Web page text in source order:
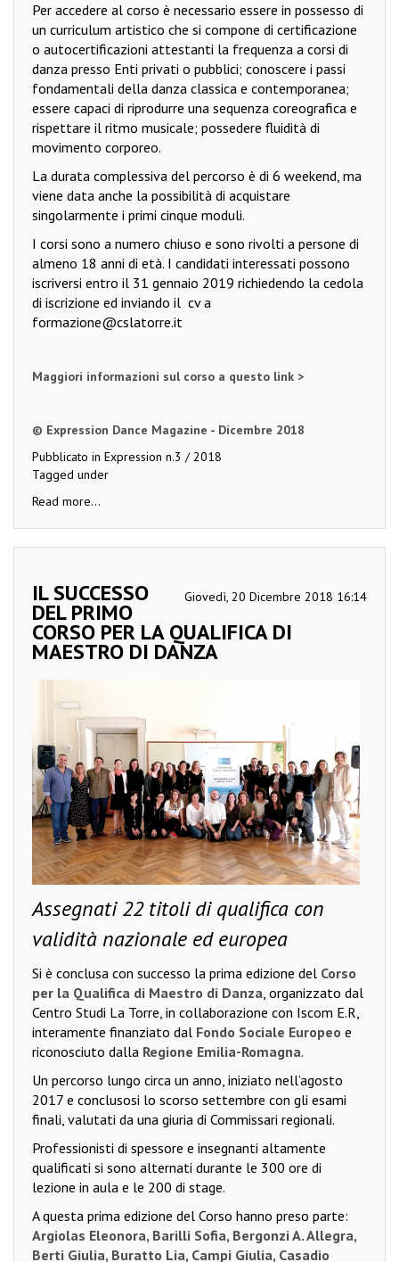
Per accedere al corso è necessario essere in possesso di
un curriculum artistico che si compone di certificazione
o autocertificazioni attestanti la frequenza a corsi di
danza presso Enti privati o pubblici; conoscere i passi
fondamentali della danza classica e contemporanea;
essere capaci di riprodurre una sequenza coreografica e
rispettare il ritmo musicale; possedere fluidità di
movimento corporeo.
La durata complessiva del percorso è di 6 weekend, ma
viene data anche la possibilità di acquistare
singolarmente i primi cinque moduli.
I corsi sono a numero chiuso e sono rivolti a persone di
almeno 18 anni di età. I candidati interessati possono
iscriversi entro il 31 gennaio 2019 richiedendo la cedola
di iscrizione ed inviando il cv a
formazione@cslatorre.it
Maggiori informazioni sul corso a questo link >
© Expression Dance Magazine - Dicembre 2018
Pubblicato in Expression n.3 / 2018
Tagged under
Read more...
Giovedì, 20 Dicembre 2018 16:14
IL SUCCESSO
DEL PRIMO
CORSO PER LA QUALIFICA DI
MAESTRO DI DANZA
Assegnati 22 titoli di qualifica con
validità nazionale ed europea
Si è conclusa con successo la prima edizione del Corso
per la Qualifica di Maestro di Danza, organizzato dal
Centro Studi La Torre, in collaborazione con Iscom E.R,
interamente finanziato dal Fondo Sociale Europeo e
riconosciuto dalla Regione Emilia-Romagna.
Un percorso lungo circa un anno, iniziato nell’agosto
2017 e conclusosi lo scorso settembre con gli esami
finali, valutati da una giuria di Commissari regionali.
Professionisti di spessore e insegnanti altamente
qualificati si sono alternati durante le 300 ore di
lezione in aula e le 200 di stage.
A questa prima edizione del Corso hanno preso parte:
Argiolas Eleonora, Barilli Sofia, Bergonzi A. Allegra,
Berti Giulia, Buratto Lia, Campi Giulia, Casadio